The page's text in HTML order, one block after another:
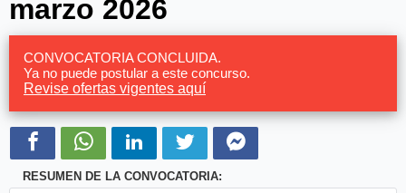
marzo 2026
CONVOCATORIA CONCLUIDA.
Ya no puede postular a este concurso.
Revise ofertas vigentes aquí
RESUMEN DE LA CONVOCATORIA: